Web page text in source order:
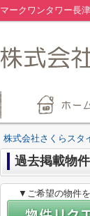
マークワンタワー長
株式会社さくらスタ
過去掲載物
▼ご希望の物件